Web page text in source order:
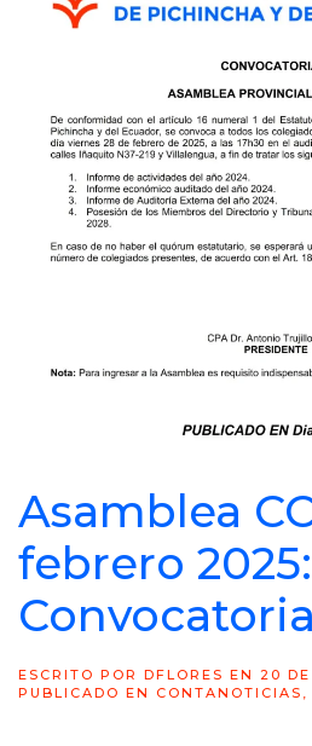
Asamblea
febrero 2025:
Convocatoria
ESCRITO POR DFLORES EN 20
PUBLICADO EN CONTANOTICIAS